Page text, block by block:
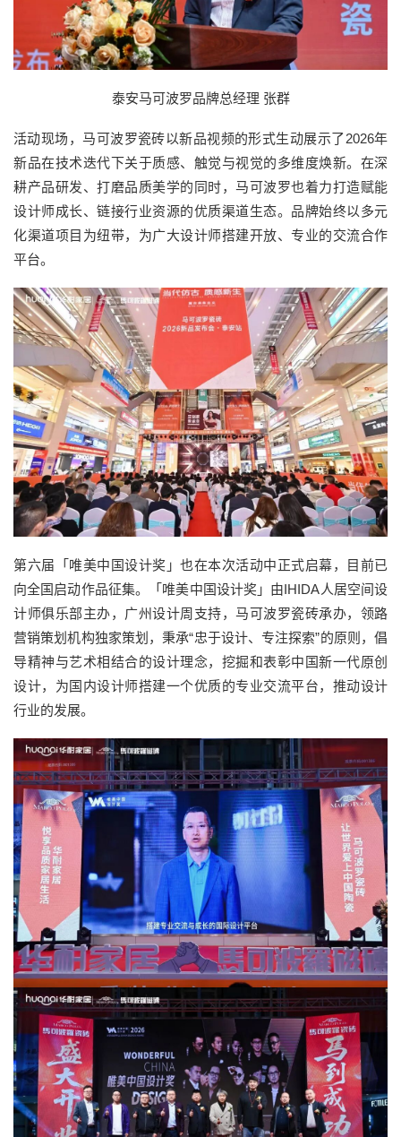
泰安马可波罗品牌总经理 张群
活动现场，马可波罗瓷砖以新品视频的形式生动展示了2026年
新品在技术迭代下关于质感、触觉与视觉的多维度焕新。在深
耕产品研发、打磨品质美学的同时，马可波罗也着力打造赋能
设计师成长、链接行业资源的优质渠道生态。品牌始终以多元
化渠道项目为纽带，为广大设计师搭建开放、专业的交流合作
平台。
第六届「唯美中国设计奖」也在本次活动中正式启幕，目前已
向全国启动作品征集。「唯美中国设计奖」由IHIDA人居空间设
计师俱乐部主办，广州设计周支持，马可波罗瓷砖承办，领路
营销策划机构独家策划，秉承“忠于设计、专注探索”的原则，倡
导精神与艺术相结合的设计理念，挖掘和表彰中国新一代原创
设计，为国内设计师搭建一个优质的专业交流平台，推动设计
行业的发展。